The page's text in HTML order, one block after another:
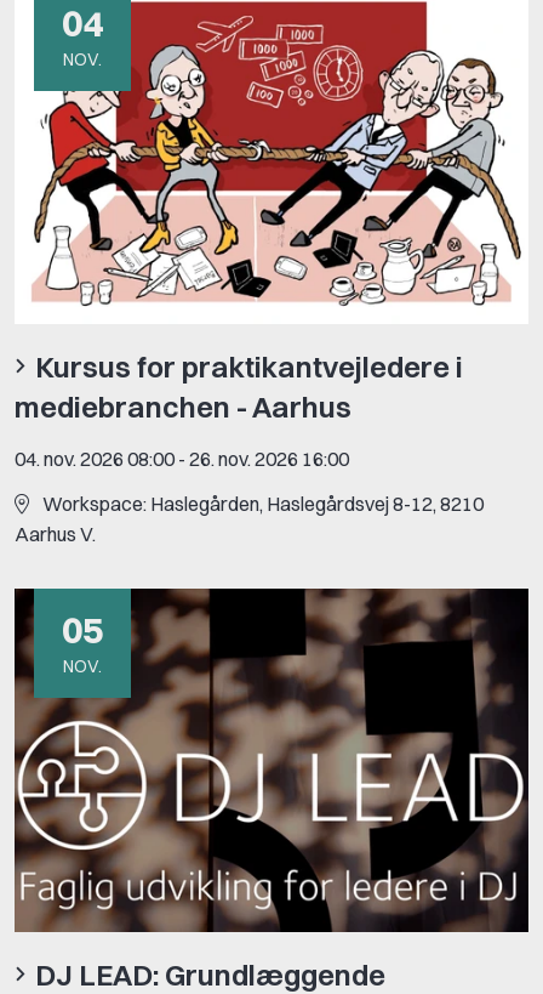
04
NOV.
Kursus for praktikantvejledere i
mediebranchen - Aarhus
04. nov. 2026 08:00 - 26. nov. 2026 16:00
Workspace: Haslegården, Haslegårdsvej 8-12, 8210
Aarhus V.
05
NOV.
DJ LEAD: Grundlæggende